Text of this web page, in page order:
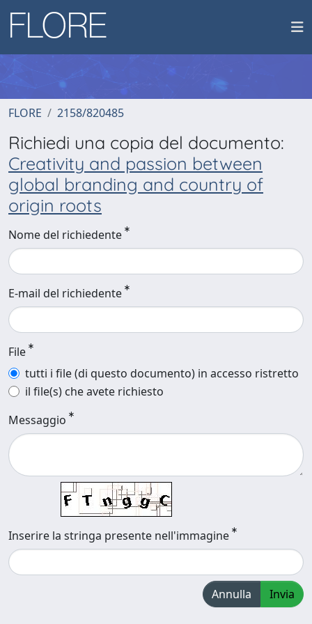
FLORE 2158/820485
Richiedi una copia del documento:
Creativity and passion between
global branding and country of
origin roots
Nome del richiedente
E-mail del richiedente
File
tutti i file (di questo documento) in accesso ristretto
il file(s) che avete richiesto
Messaggio
Inserire la stringa presente nell'immagine
Annulla Invia